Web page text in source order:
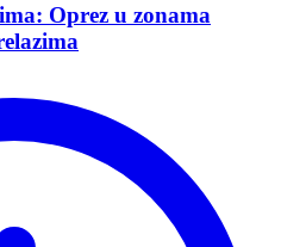
Oprez u zonama